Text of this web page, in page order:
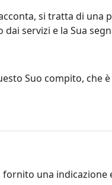
si tratta di una
dai servizi e la Sua
Suo compito, che
fornito una